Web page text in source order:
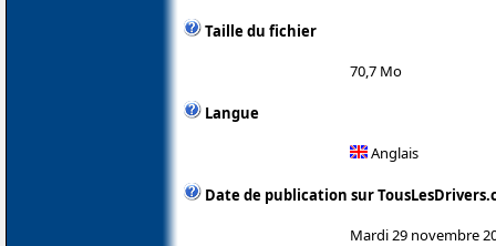
Taille du fichier
70,7 Mo
Langue
Anglais
Date de publication sur
Mardi 29 novembre